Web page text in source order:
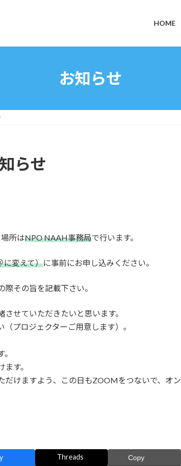
HOME
お知らせ
らせ
所はNPO NAAH事務局で行います。
に変えて）に事前にお申し込みください。
その旨を記載下さい。
せていただきたいと思います。
プロジェクターご用意します）。
す。
だけますよう、この日もZOOMをつないで、オン
Threads Copy